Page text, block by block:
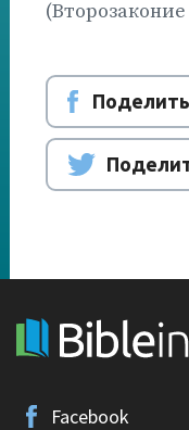
(Второзаконие
Facebook